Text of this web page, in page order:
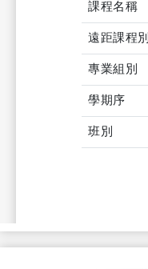
課程名稱
遠距課程別
專業組別
學期序
班別